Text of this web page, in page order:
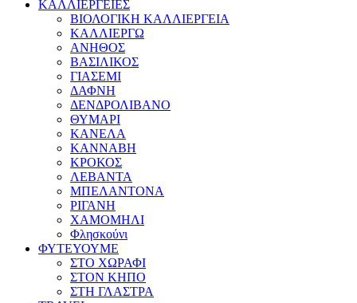
ΚΑΛΛΙΕΡΓΕΙΕΣ
ΒΙΟΛΟΓΙΚΗ ΚΑΛΛΙΕΡΓΕΙΑ
ΚΑΛΛΙΕΡΓΩ
ΑΝΗΘΟΣ
ΒΑΣΙΛΙΚΟΣ
ΓΙΑΣΕΜΙ
ΔΑΦΝΗ
ΔΕΝΔΡΟΛΙΒΑΝΟ
ΘΥΜΑΡΙ
ΚΑΝΕΛΑ
ΚΑΝΝΑΒΗ
ΚΡΟΚΟΣ
ΛΕΒΑΝΤΑ
ΜΠΕΛΑΝΤΟΝΑ
ΡΙΓΑΝΗ
ΧΑΜΟΜΗΛΙ
Φλησκούνι
ΦΥΤΕΥΟΥΜΕ
ΣΤΟ ΧΩΡΑΦΙ
ΣΤΟΝ ΚΗΠΟ
ΣΤΗ ΓΛΑΣΤΡΑ